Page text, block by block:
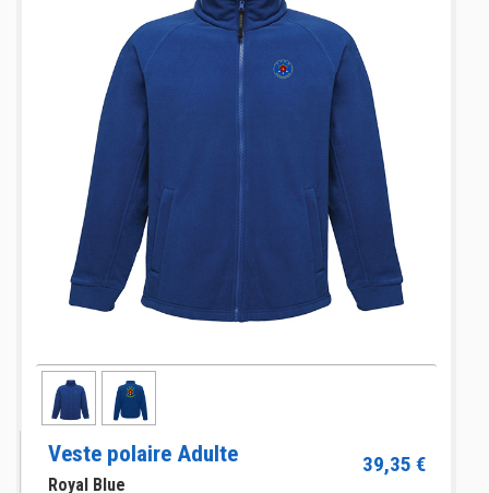
Veste polaire Adulte 39,35 €
Royal Blue